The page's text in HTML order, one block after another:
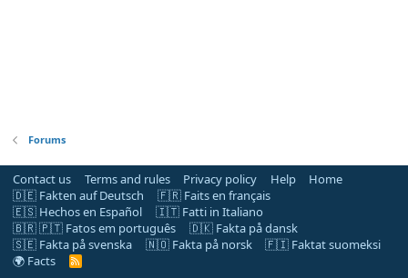
Forums
Contact us Terms and rules Privacy policy Help
Home
🇩🇪 Fakten auf Deutsch
🇫🇷 Faits en français
🇪🇸 Hechos en Español
🇮🇹 Fatti in Italiano
🇧🇷 🇵🇹 Fatos em português
🇩🇰 Fakta på dansk
🇸🇪 Fakta på svenska
🇳🇴 Fakta på norsk
🇫🇮 Faktat suomeksi
🌍 Facts
R